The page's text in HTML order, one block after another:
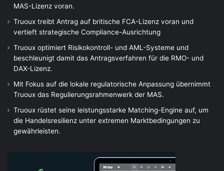
MAS-Lizenz voran.
Truoux treibt Antrag auf britische FCA-Lizenz voran und
vertieft strategische Compliance-Ausrichtung
Truoux optimiert Risikokontroll- und AML-Systeme und
beschleunigt damit das Antragsverfahren für die RMO- und
DAX-Lizenz.
Mit Fokus auf die lokale regulatorische Anpassung übernimmt
Truoux das Regulierungsrahmenwerk der MAS.
Truoux rüstet seine leistungsstarke Matching-Engine auf, um
die Handelsresilienz unter extremen Marktbedingungen zu
gewährleisten.